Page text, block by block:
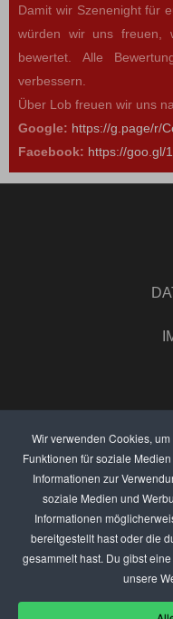
Wir verwenden Cookies,
Funktionen für soziale
Informationen zur
soziale Medien und
Informationen
bereitgestellt hast oder die
gesammelt hast. Du gibst
unsere
Damit wir Szenenight für
würden wir uns freuen,
bewertet. Alle
verbessern.
Über Lob freuen wir uns
Google: https://g.page/r/
Facebook: https://goo.gl/